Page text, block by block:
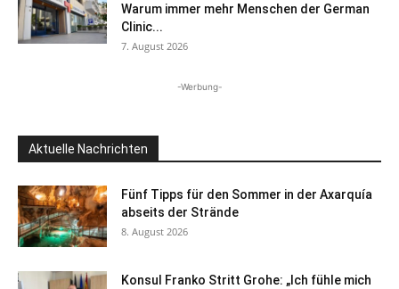
Warum immer mehr Menschen der German
Clinic...
7. August 2026
-Werbung-
Aktuelle Nachrichten
Fünf Tipps für den Sommer in der Axarquía
abseits der Strände
8. August 2026
Konsul Franko Stritt Grohe: „Ich fühle mich